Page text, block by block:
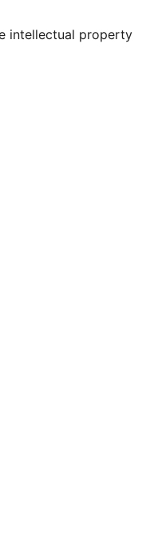
intellectual property